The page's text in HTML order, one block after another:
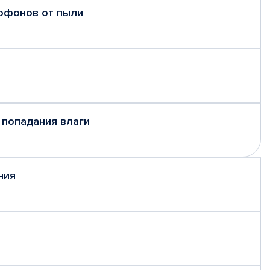
от пыли
влаги